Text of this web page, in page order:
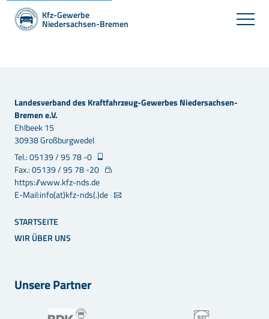
Kfz-Gewerbe
Niedersachsen-Bremen
Landesverband des Kraftfahrzeug-Gewerbes Niedersachsen-
Bremen e.V.
Ehlbeek 15
30938 Großburgwedel
Tel.: 05139 / 95 78 -0
Fax.: 05139 / 95 78 -20
https://www.kfz-nds.de
E-Mail:info(at)kfz-nds(.)de
STARTSEITE
WIR ÜBER UNS
Unsere Partner